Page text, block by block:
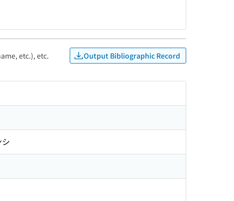
etc.), etc. Output Bibliographic Record